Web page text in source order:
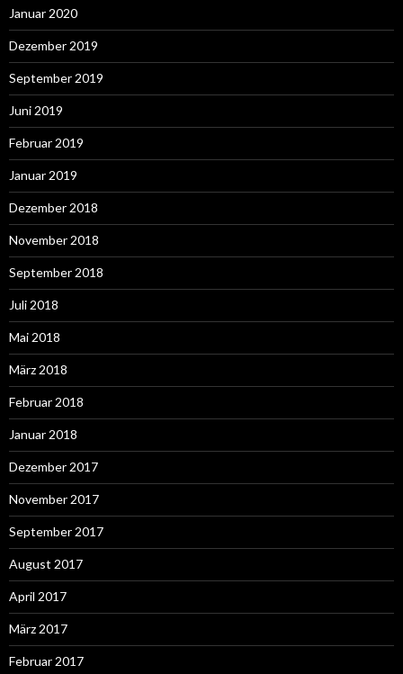
Januar 2020
Dezember 2019
September 2019
Juni 2019
Februar 2019
Januar 2019
Dezember 2018
November 2018
September 2018
Juli 2018
Mai 2018
März 2018
Februar 2018
Januar 2018
Dezember 2017
November 2017
September 2017
August 2017
April 2017
März 2017
Februar 2017